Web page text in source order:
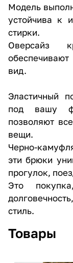
Модель
устойчива к
стирки.
Оверсайз
вид.
Эластичный
под вашу
позволяют
вещи.
Черно-
эти брюки
прогулок,
Это
стиль.
Товары